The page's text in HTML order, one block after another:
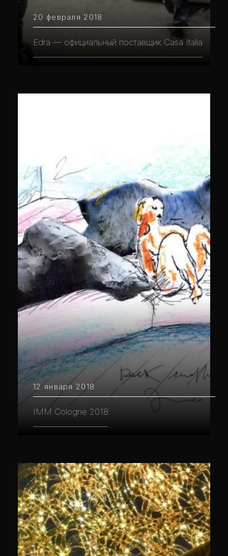
20 февраля 2018
Edra — официальный поставщик Casa Italia
12 января 2018
IMM Cologne 2018